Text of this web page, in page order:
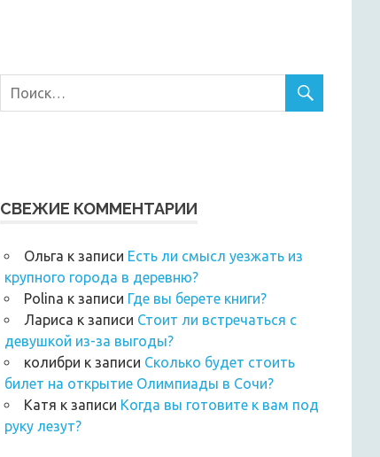
СВЕЖИЕ КОММЕНТАРИИ
Ольга к записи Есть ли смысл уезжать из
крупного города в деревню?
Polina к записи Где вы берете книги?
Лариса к записи Стоит ли встречаться с
девушкой из-за выгоды?
колибри к записи Сколько будет стоить
билет на открытие Олимпиады в Сочи?
Катя к записи Когда вы готовите к вам под
руку лезут?